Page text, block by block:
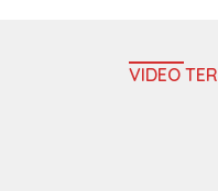
VIDEO